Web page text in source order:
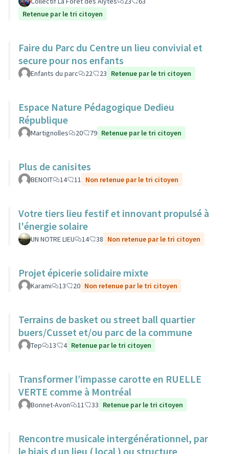
Retenue par le tri citoyen
Faire du Parc du Centre un lieu convivial et
secure pour nos enfants
Enfants du parc 22 23 Retenue par le tri citoyen
Espace Nature Pédagogique Dedieu
République
Martignolles 20 79 Retenue par le tri citoyen
Plus de canisites
BENOIT 14 11 Non retenue par le tri citoyen
Votre tiers lieu festif et innovant propulsé à
l'énergie solaire
UN NOTRE LIEU 14 38 Non retenue par le tri citoyen
Projet épicerie solidaire mixte
Karami 13 20 Non retenue par le tri citoyen
Terrains de basket ou street ball quartier
buers/Cusset et/ou parc de la commune
Tep 13 4 Retenue par le tri citoyen
Transformer l’impasse carotte en RUELLE
VERTE comme à Montréal
Bonnet-Avon 11 33 Retenue par le tri citoyen
Rencontre musicale intergénérationnel, par
le biais d un lieu ( local ) ou structure